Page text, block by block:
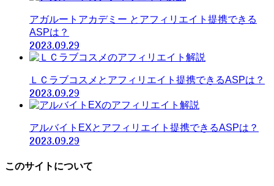
アガルートアカデミー とアフィリエイト提携できる
ASPは？
2023.09.29
ＬＣラブコスメとアフィリエイト提携できるASPは？
2023.09.29
アルバイトEXとアフィリエイト提携できるASPは？
2023.09.29
このサイトについて